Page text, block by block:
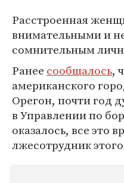
Расстроенная
внимательными и
сомнительным
Ранее сообщалось,
американского
Орегон, почти год
в Управлении по
оказалось, все это
лжесотрудник